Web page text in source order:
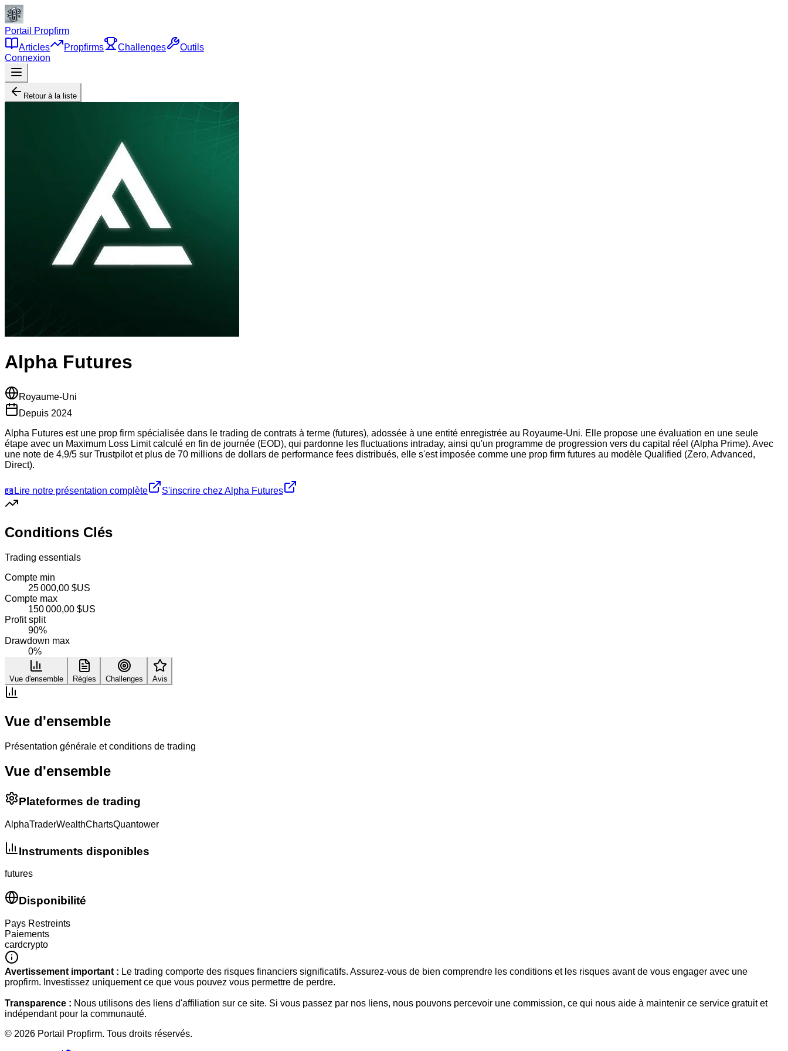
Portail Propfirm
Articles
Propfirms Challenges
Outils
Connexion
Retour à la liste
Alpha Futures
Royaume-Uni
Depuis 2024
Alpha Futures est une prop firm spécialisée dans le trading de contrats à terme (futures), adossée à une entité enregistrée au Royaume-Uni. Elle propose une évaluation en une seule
étape avec un Maximum Loss Limit calculé en fin de journée (EOD), qui pardonne les fluctuations intraday, ainsi qu'un programme de progression vers du capital réel (Alpha Prime). Avec
une note de 4,9/5 sur Trustpilot et plus de 70 millions de dollars de performance fees distribués, elle s'est imposée comme une prop firm futures au modèle Qualified (Zero, Advanced,
Direct).
📖 Lire notre présentation complète S'inscrire chez Alpha Futures
Conditions Clés
Trading essentials
Compte min
25 000,00 $US
Compte max
150 000,00 $US
Profit split
90%
Drawdown max
0%
Vue d'ensemble Règles Challenges Avis
Vue d'ensemble
Présentation générale et conditions de trading
Vue d'ensemble
Plateformes de trading
AlphaTraderWealthChartsQuantower
Instruments disponibles
futures
Disponibilité
Pays Restreints
Paiements
cardcrypto
Avertissement important : Le trading comporte des risques financiers significatifs. Assurez-vous de bien comprendre les conditions et les risques avant de vous engager avec une
propfirm. Investissez uniquement ce que vous pouvez vous permettre de perdre.
Transparence : Nous utilisons des liens d'affiliation sur ce site. Si vous passez par nos liens, nous pouvons percevoir une commission, ce qui nous aide à maintenir ce service gratuit et
indépendant pour la communauté.
© 2026 Portail Propfirm. Tous droits réservés.